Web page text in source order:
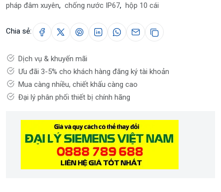
pháp đâm xuyên, chống nước IP67, hộp 10 cái
Chia sẻ:
Dịch vụ & khuyến mãi
Ưu đãi 3-5% cho khách hàng đăng ký tài khoản
Mua càng nhiều, chiết khấu càng cao
Đại lý phân phối thiết bị chính hãng